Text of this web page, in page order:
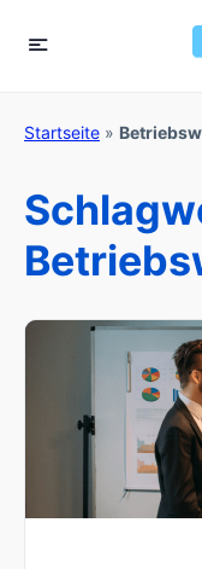
Startseite »